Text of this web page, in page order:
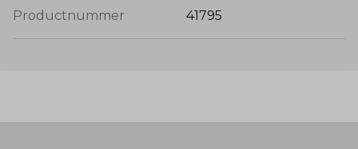
Productnummer 41795